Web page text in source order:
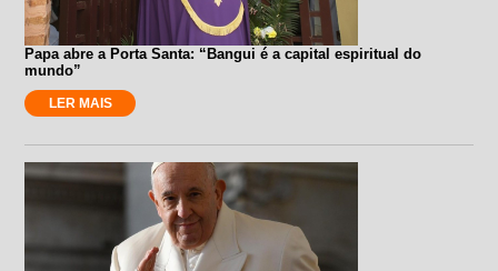
Papa abre a Porta Santa: “Bangui é a capital espiritual do
mundo”
LER MAIS